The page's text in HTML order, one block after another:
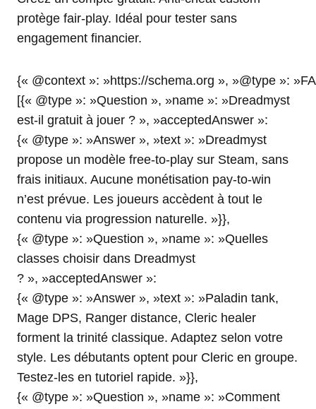
protège fair-play. Idéal pour tester sans
engagement financier.
{« @context »: »https://schema.org », »@type »:
[{« @type »: »Question », »name »: »Dreadmyst
est-il gratuit à jouer ? », »acceptedAnswer »:
{« @type »: »Answer », »text »: »Dreadmyst
propose un modèle free-to-play sur Steam, sans
frais initiaux. Aucune monétisation pay-to-win
n’est prévue. Les joueurs accèdent à tout le
contenu via progression naturelle. »}},
{« @type »: »Question », »name »: »Quelles
classes choisir dans Dreadmyst
? », »acceptedAnswer »:
{« @type »: »Answer », »text »: »Paladin tank,
Mage DPS, Ranger distance, Cleric healer
forment la trinité classique. Adaptez selon votre
style. Les débutants optent pour Cleric en groupe.
Testez-les en tutoriel rapide. »}},
{« @type »: »Question », »name »: »Comment